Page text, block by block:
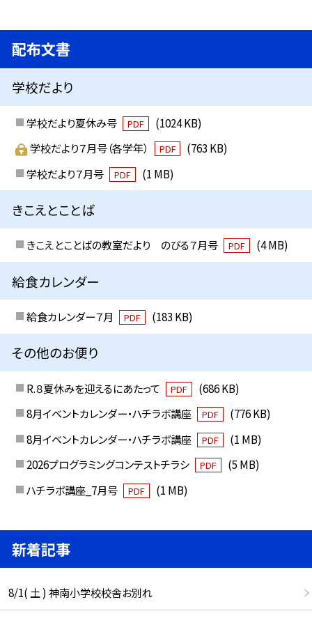
配布文書
学校だより
学校だより夏休み号 PDF
(1024 KB)
学校だより７月号（各学年）
PDF
(763 KB)
学校だより７月号
PDF (1 MB)
きこえとことば
きこえとことばの教室だより のびる７月号 PDF (4 MB)
給食カレンダー
給食カレンダー７月 PDF (183 KB)
その他のお便り
R.８夏休みを迎えるにあたって PDF
(686 KB)
8月イベントカレンダー・ハチラボ講座
PDF
(776 KB)
8月イベントカレンダー・ハチラボ講座
PDF
(1 MB)
2026プログラミングコンテストチラシ
PDF
(5 MB)
ハチラボ講座_7月号
PDF (1 MB)
新着記事
8/1( 土 ) 神南小学校校舎お別れ